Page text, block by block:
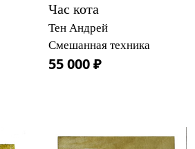
Час кота
Тен Андрей
Смешанная техника
55 000 ₽